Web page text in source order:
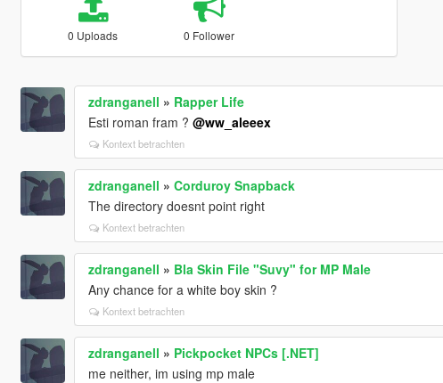
0 Uploads 0 Follower
zdranganell » Rapper Life
Esti roman fram ? @ww_aleeex
Kontext betrachten
zdranganell » Corduroy Snapback
The directory doesnt point right
Kontext betrachten
zdranganell » Bla Skin File "Suvy" for MP Male
Any chance for a white boy skin ?
Kontext betrachten
zdranganell » Pickpocket NPCs [.NET]
me neither, im using mp male